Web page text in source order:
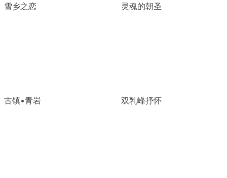
雪乡之恋 灵魂的朝圣
古镇•青岩 双乳峰抒怀